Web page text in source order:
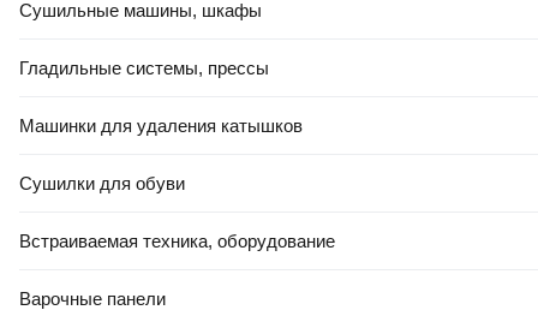
Сушильные машины, шкафы
Гладильные системы, прессы
Машинки для удаления катышков
Сушилки для обуви
Встраиваемая техника, оборудование
Варочные панели